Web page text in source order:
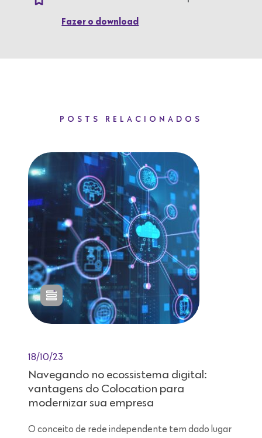
Fazer o download
POSTS RELACIONADOS
18/10/23
Navegando no ecossistema digital:
vantagens do Colocation para
modernizar sua empresa
O conceito de rede independente tem dado lugar